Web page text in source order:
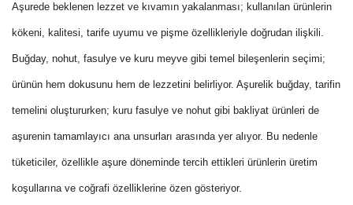
Aşurede beklenen lezzet ve kıvamın yakalanması; kullanılan ürünlerin
kökeni, kalitesi, tarife uyumu ve pişme özellikleriyle doğrudan ilişkili.
Buğday, nohut, fasulye ve kuru meyve gibi temel bileşenlerin seçimi;
ürünün hem dokusunu hem de lezzetini belirliyor. Aşurelik buğday, tarifin
temelini oluştururken; kuru fasulye ve nohut gibi bakliyat ürünleri de
aşurenin tamamlayıcı ana unsurları arasında yer alıyor. Bu nedenle
tüketiciler, özellikle aşure döneminde tercih ettikleri ürünlerin üretim
koşullarına ve coğrafi özelliklerine özen gösteriyor.